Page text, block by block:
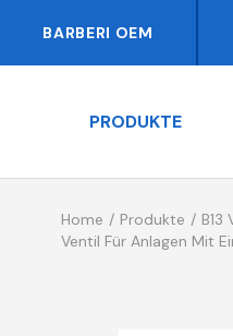
BARBERI OEM
PRODUKTE
Home Produkte
Ventil Für Anlagen Mit